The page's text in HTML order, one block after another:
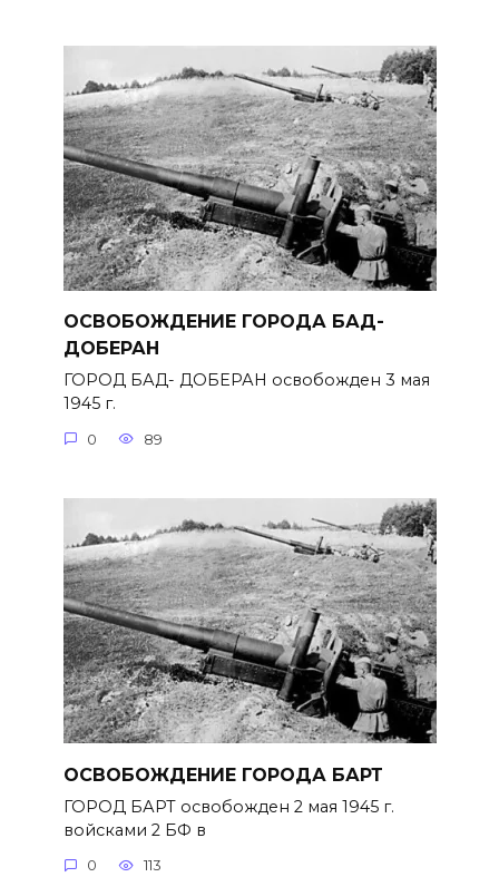
ОСВОБОЖДЕНИЕ ГОРОДА БАД-
ДОБЕРАН
ГОРОД БАД- ДОБЕРАН освобожден 3 мая
1945 г.
0 89
ОСВОБОЖДЕНИЕ ГОРОДА БАРТ
ГОРОД БАРТ освобожден 2 мая 1945 г.
войсками 2 БФ в
0 113